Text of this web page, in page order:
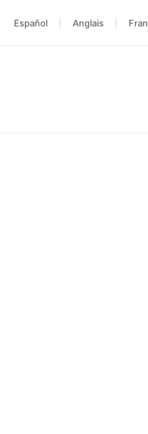
Anglais
Español